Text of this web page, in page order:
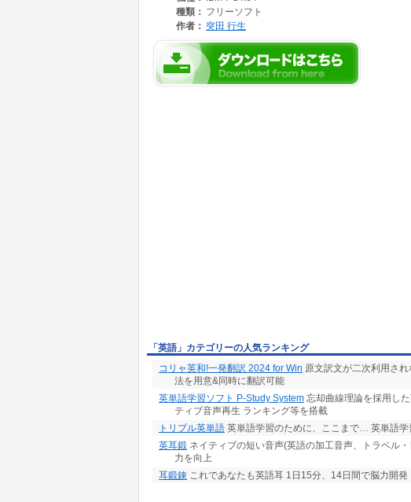
種類： フリーソフト
作者： 突田 行生
「英語」カテゴリーの人気ランキング
コリャ英和!一発翻訳 2024 for Win 原文訳文が二次利用さ
法を用意&同時に翻訳可能
英単語学習ソフト P-Study System 忘却曲線理論を採用し
ティブ音声再生 ランキング等を搭載
トリプル英単語 英単語学習のために、ここまで… 英単語
英耳鍛 ネイティブの短い音声(英語の加工音声、トラベル
力を向上
耳鍛錬 これであなたも英語耳 1日15分、14日間で脳力開発